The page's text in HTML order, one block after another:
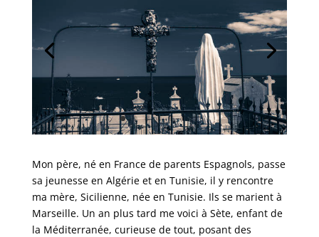
Mon père, né en France de parents Espagnols, passe
sa jeunesse en Algérie et en Tunisie, il y rencontre
ma mère, Sicilienne, née en Tunisie. Ils se marient à
Marseille. Un an plus tard me voici à Sète, enfant de
la Méditerranée, curieuse de tout, posant des